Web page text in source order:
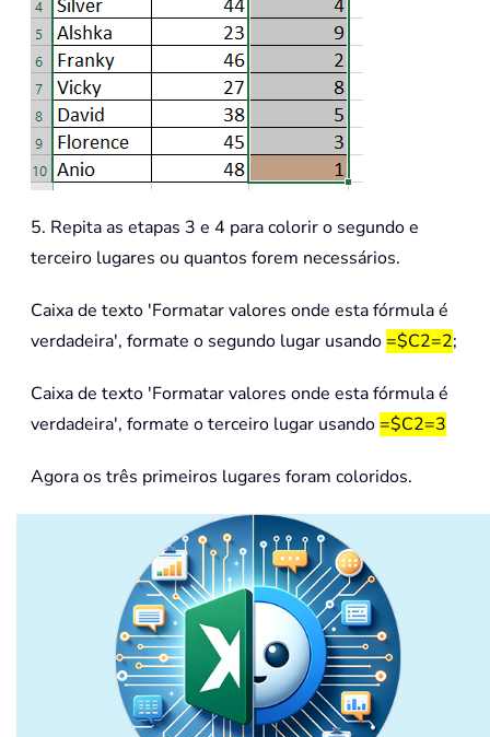
5. Repita as etapas 3 e 4 para colorir o segundo e
terceiro lugares ou quantos forem necessários.
Caixa de texto 'Formatar valores onde esta fórmula é
verdadeira', formate o segundo lugar usando =$C2=2;
Caixa de texto 'Formatar valores onde esta fórmula é
verdadeira', formate o terceiro lugar usando =$C2=3
Agora os três primeiros lugares foram coloridos.